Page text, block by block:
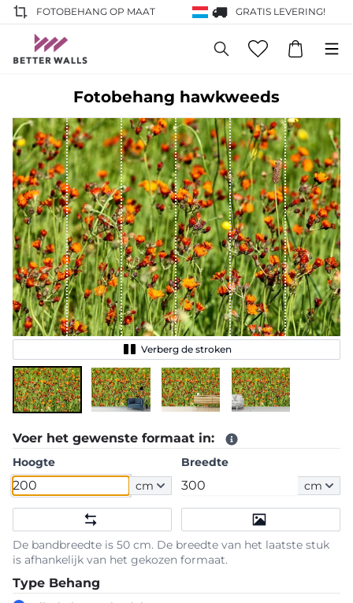
FOTOBEHANG OP MAAT GRATIS LEVERING!
Fotobehang hawkweeds
Verberg de stroken
Voer het gewenste formaat in:
Hoogte
cm
Breedte
cm
De bandbreedte is 50 cm. De breedte van het laatste stuk
is afhankelijk van het gekozen formaat.
Type Behang